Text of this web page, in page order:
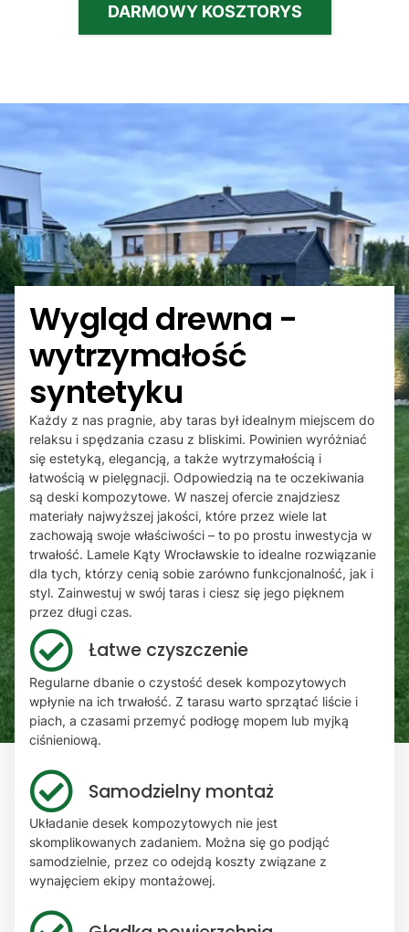
DARMOWY KOSZTORYS
Wygląd drewna -
wytrzymałość
syntetyku
Każdy z nas pragnie, aby taras był idealnym miejscem do
relaksu i spędzania czasu z bliskimi. Powinien wyróżniać
się estetyką, elegancją, a także wytrzymałością i
łatwością w pielęgnacji. Odpowiedzią na te oczekiwania
są deski kompozytowe. W naszej ofercie znajdziesz
materiały najwyższej jakości, które przez wiele lat
zachowają swoje właściwości – to po prostu inwestycja w
trwałość. Lamele Kąty Wrocławskie to idealne rozwiązanie
dla tych, którzy cenią sobie zarówno funkcjonalność, jak i
styl. Zainwestuj w swój taras i ciesz się jego pięknem
przez długi czas.
Łatwe czyszczenie
Regularne dbanie o czystość desek kompozytowych
wpłynie na ich trwałość. Z tarasu warto sprzątać liście i
piach, a czasami przemyć podłogę mopem lub myjką
ciśnieniową.
Samodzielny montaż
Układanie desek kompozytowych nie jest
skomplikowanych zadaniem. Można się go podjąć
samodzielnie, przez co odejdą koszty związane z
wynajęciem ekipy montażowej.